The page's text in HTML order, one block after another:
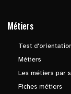
Métiers
Test
Métiers
Les métiers par
Fiches métiers